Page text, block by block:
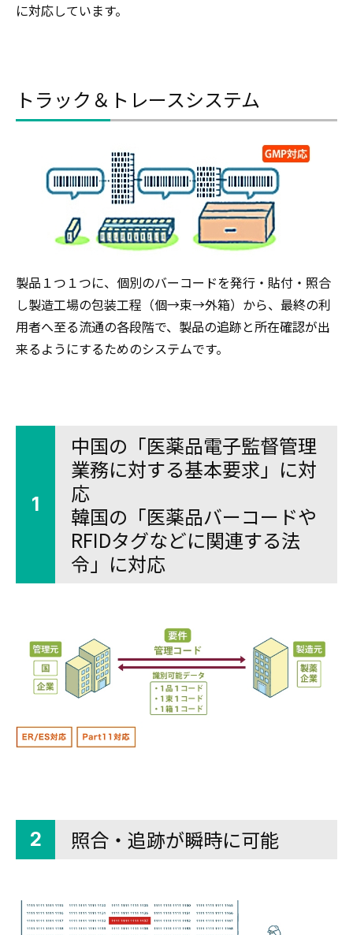
に対応しています。
トラック＆トレースシステム
製品１つ１つに、個別のバーコードを発行・貼付・照合
し製造工場の包装工程（個→束→外箱）から、最終の利
用者へ至る流通の各段階で、製品の追跡と所在確認が出
来るようにするためのシステムです。
1
中国の「医薬品電子監督管理
業務に対する基本要求」に対
応
韓国の「医薬品バーコードや
RFIDタグなどに関連する法
令」に対応
2 照合・追跡が瞬時に可能